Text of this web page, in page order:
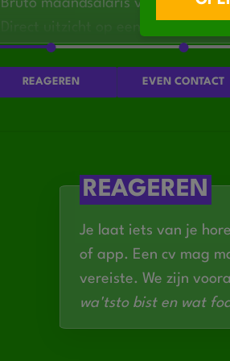
Bruto maandsalaris van
€2900-
Verantwoordelijke functie met
Mogelijkheid tot opleidingen en
Werken met een team van
REAGEREN EVEN CONTACT
REAGEREN
Je laat iets van je
of app. Een cv mag
vereiste. We zijn
wa'tsto bist en wat